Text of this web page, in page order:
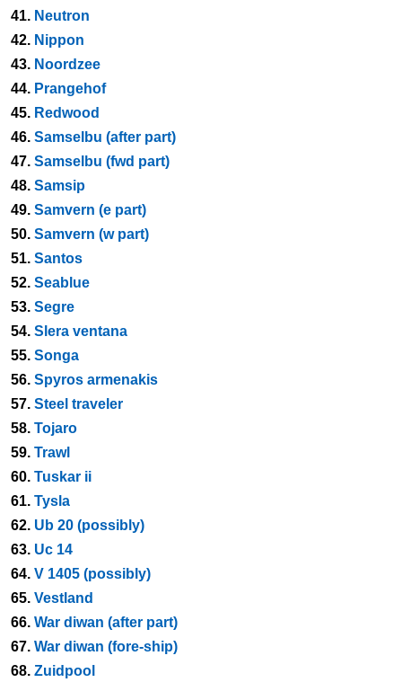
41. Neutron
42. Nippon
43. Noordzee
44. Prangehof
45. Redwood
46. Samselbu (after part)
47. Samselbu (fwd part)
48. Samsip
49. Samvern (e part)
50. Samvern (w part)
51. Santos
52. Seablue
53. Segre
54. Slera ventana
55. Songa
56. Spyros armenakis
57. Steel traveler
58. Tojaro
59. Trawl
60. Tuskar ii
61. Tysla
62. Ub 20 (possibly)
63. Uc 14
64. V 1405 (possibly)
65. Vestland
66. War diwan (after part)
67. War diwan (fore-ship)
68. Zuidpool